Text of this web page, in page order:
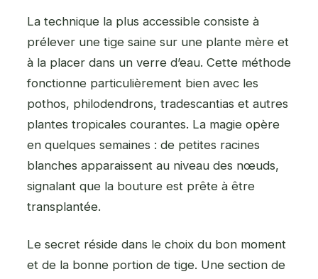
La technique la plus accessible consiste à
prélever une tige saine sur une plante mère et
à la placer dans un verre d’eau. Cette méthode
fonctionne particulièrement bien avec les
pothos, philodendrons, tradescantias et autres
plantes tropicales courantes. La magie opère
en quelques semaines : de petites racines
blanches apparaissent au niveau des nœuds,
signalant que la bouture est prête à être
transplantée.
Le secret réside dans le choix du bon moment
et de la bonne portion de tige. Une section de